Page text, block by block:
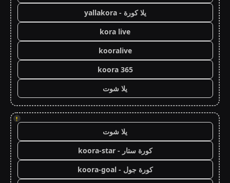
يلا كورة - yallakora
kora live
kooralive
koora 365
يلا شوت
!
يلا شوت
كورة ستار - koora-star
كورة جول - koora-goal